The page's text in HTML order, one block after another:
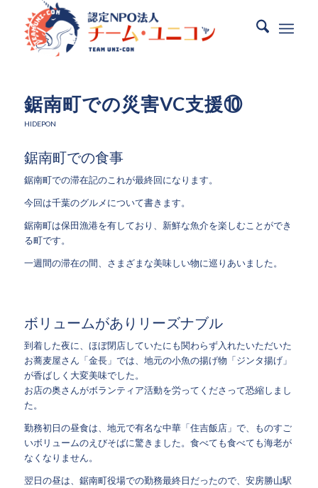
鋸南町での災害VC支援⑩
HIDEPON
鋸南町での食事
鋸南町での滞在記のこれが最終回になります。
今回は千葉のグルメについて書きます。
鋸南町は保田漁港を有しており、新鮮な魚介を楽しむことができ
る町です。
一週間の滞在の間、さまざまな美味しい物に巡りあいました。
ボリュームがありリーズナブル
到着した夜に、ほぼ閉店していたにも関わらず入れたいただいた
お蕎麦屋さん「金長」では、地元の小魚の揚げ物「ジンタ揚げ」
が香ばしく大変美味でした。
お店の奥さんがボランティア活動を労ってくださって恐縮しまし
た。
勤務初日の昼食は、地元で有名な中華「住吉飯店」で、ものすご
いボリュームのえびそばに驚きました。食べても食べても海老が
なくなりません。
翌日の昼は、鋸南町役場での勤務最終日だったので、安房勝山駅